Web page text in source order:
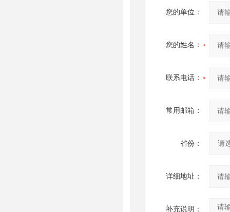
您的单位：
您的姓名：
联系电话：
常用邮箱：
省份：
详细地址：
补充说明：